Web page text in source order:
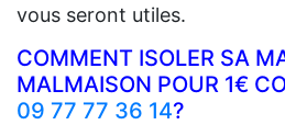
vous seront utiles.
COMMENT ISOLER SA
MALMAISON POUR 1€
09 77 77 36 14?